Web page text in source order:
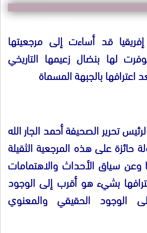
قد أساءت إلى مرجعيتها
لها بنضال زعيمها التاريخي
اعترافها بالجبهة المسماة
تحرير الصحيفة أحمد الجار الله
حائزة على هذه المرجعية الثقيلة
وعن سياق الأحداث والاهتمامات
بشيء هو أقرب إلى الوجود
الوجود الحقيقي والمعنوي